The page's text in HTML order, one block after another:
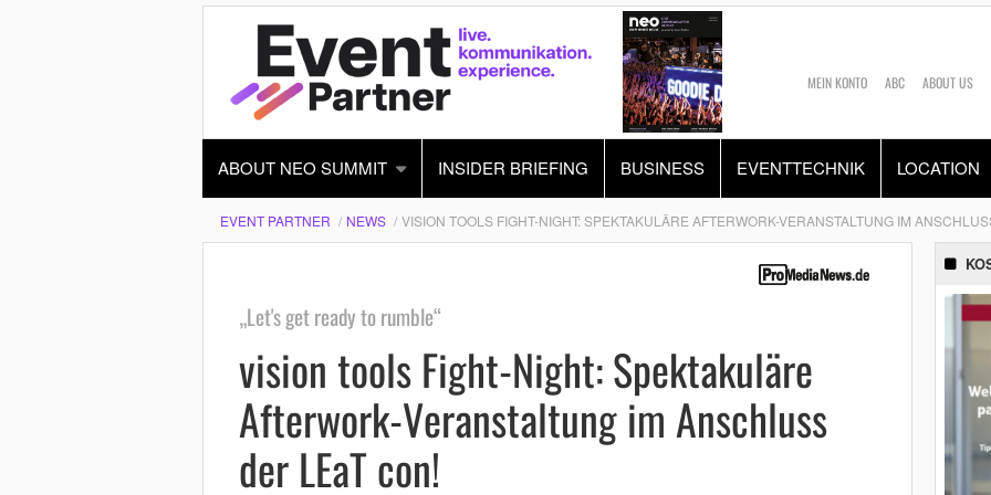
MEIN KONTO ABC ABOUT US
ABOUT NEO SUMMIT INSIDER BRIEFING BUSINESS EVENTTECHNIK LOCATION
EVENT PARTNER NEWS VISION TOOLS FIGHT-NIGHT: SPEKTAKULÄRE AFTERWORK-VERANSTALTUNG IM
„Let's get ready to rumble“
vision tools Fight-Night: Spektakuläre
Afterwork-Veranstaltung im Anschluss
der LEaT con!